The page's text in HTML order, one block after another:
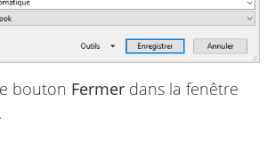
bouton Fermer dans la fenêtre